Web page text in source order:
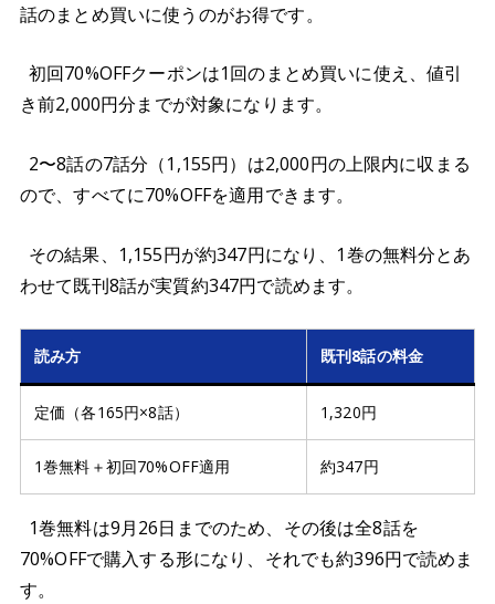
話のまとめ買いに使うのがお得です。
初回70%OFFクーポンは1回のまとめ買いに使え、値引
き前2,000円分までが対象になります。
2〜8話の7話分（1,155円）は2,000円の上限内に収まる
ので、すべてに70%OFFを適用できます。
その結果、1,155円が約347円になり、1巻の無料分とあ
わせて既刊8話が実質約347円で読めます。
読み方 既刊8話の料金
定価（各165円×8話） 1,320円
1巻無料＋初回70%OFF適用 約347円
1巻無料は9月26日までのため、その後は全8話を
70%OFFで購入する形になり、それでも約396円で読めま
す。